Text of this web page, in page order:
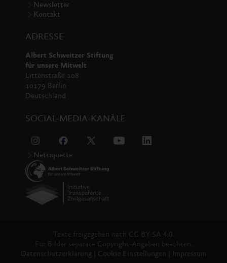
Newsletter
Kontakt
ADRESSE
Albert Schweitzer Stiftung
für unsere Mitwelt
Littenstraße 108
10179 Berlin
Deutschland
SOCIAL-MEDIA-KANÄLE
Nettiquette
Texte freigegeben nach CC BY-SA 4.0.
Für Bilder separate Copyright-Angaben beachten.
Datenschutzerklärung
Cookie Einstellungen Impressum